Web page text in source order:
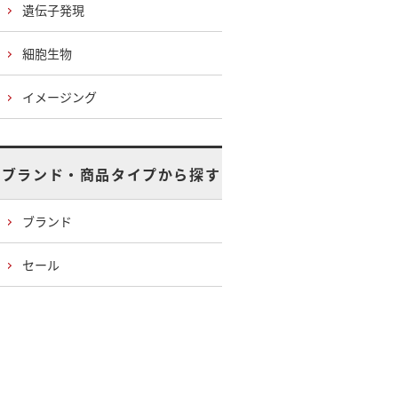
遺伝子発現
細胞生物
イメージング
ブランド・商品タイプから探す
ブランド
セール